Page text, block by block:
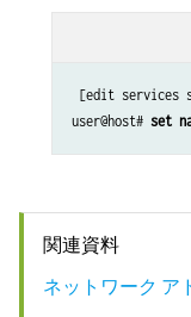
[edit services
user@host# set
関連資料
ネットワーク ア